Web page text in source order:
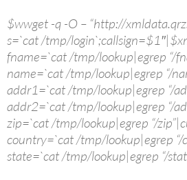
$wwget -q -O – “http://
s=`cat /tmp/
fname=`cat /tmp/lookup|egrep “/
name=`cat /tmp/lookup|egrep “/
addr1=`cat /tmp/lookup|egrep “/
addr2=`cat /tmp/lookup|egrep “/
zip=`cat /tmp/lookup|egrep “/
country=`cat /tmp/lookup|egrep “/
state=`cat /tmp/lookup|egrep “/